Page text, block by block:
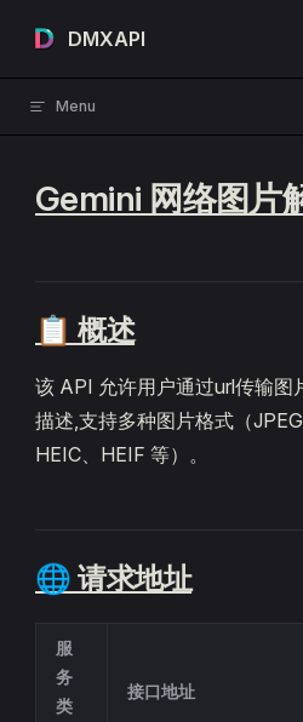
Skip to content
DMXAPI
Menu
Gemini 网络图片
📋 概述
该 API 允许用户通过url传输图
描述,支持多种图片格式（
HEIC、HEIF 等）。
🌐 请求地址
服
务
类
接口地址